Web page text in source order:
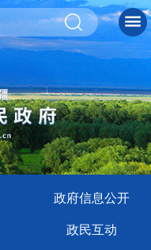
政府信息公开
政民互动